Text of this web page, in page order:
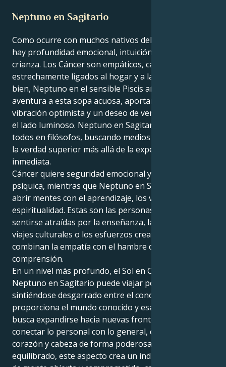
Neptuno en Sagitario
Como ocurre con muchos nativos del Sol de Cáncer,
hay profundidad emocional, intuición e instinto de
crianza. Los Cáncer son empáticos, cariñosos y están
estrechamente ligados al hogar y a la familia. Pues
bien, Neptuno en el sensible Piscis añade un poco de
aventura a esta sopa acuosa, aportando una
vibración optimista y un deseo de ver las cosas desde
el lado luminoso. Neptuno en Sagitario convierte a
todos en filósofos, buscando medios para encontrar
la verdad superior más allá de la experiencia
inmediata.
Cáncer quiere seguridad emocional y una conexión
psíquica, mientras que Neptuno en Sagitario quiere
abrir mentes con el aprendizaje, los viajes o la
espiritualidad. Estas son las personas que pueden
sentirse atraídas por la enseñanza, la escritura, los
viajes culturales o los esfuerzos creativos que
combinan la empatía con el hambre de experiencia y
comprensión.
En un nivel más profundo, el Sol en Cáncer con
Neptuno en Sagitario puede viajar por la vida
sintiéndose desgarrado entre el conocimiento que
proporciona el mundo conocido y esa percepción que
busca expandirse hacia nuevas fronteras. Pueden
conectar lo personal con lo general, combinando
corazón y cabeza de forma poderosa. Cuando está
equilibrado, este aspecto crea un individuo cariñoso,